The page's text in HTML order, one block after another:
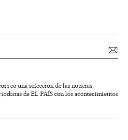
una selección de las noticias,
de EL PAÍS con los acontecimientos